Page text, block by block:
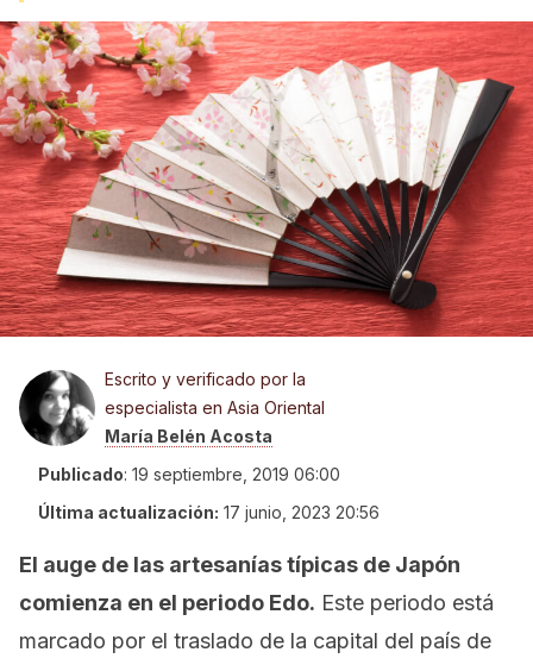
Escrito y verificado por la
especialista en Asia Oriental
María Belén Acosta
Publicado: 19 septiembre, 2019 06:00
Última actualización: 17 junio, 2023 20:56
El auge de las artesanías típicas de Japón
comienza en el periodo Edo. Este periodo está
marcado por el traslado de la capital del país de